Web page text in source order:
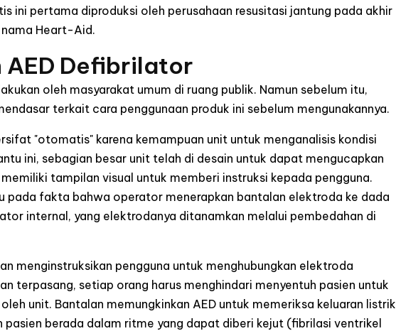
ini pertama diproduksi oleh perusahaan resusitasi jantung pada akhir
nama Heart-Aid.
AED Defibrilator
oleh masyarakat umum di ruang publik. Namun sebelum itu,
terkait cara penggunaan produk ini sebelum mengunakannya.
"otomatis" karena kemampuan unit untuk menganalisis kondisi
ini, sebagian besar unit telah di desain untuk dapat mengucapkan
tampilan visual untuk memberi instruksi kepada pengguna.
pada fakta bahwa operator menerapkan bantalan elektroda ke dada
internal, yang elektrodanya ditanamkan melalui pembedahan di
menginstruksikan pengguna untuk menghubungkan elektroda
terpasang, setiap orang harus menghindari menyentuh pasien untuk
unit. Bantalan memungkinkan AED untuk memeriksa keluaran listrik
pasien berada dalam ritme yang dapat diberi kejut (fibrilasi ventrikel